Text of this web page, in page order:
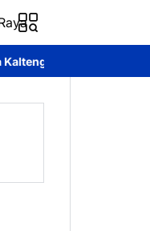
Berikan Edukasi